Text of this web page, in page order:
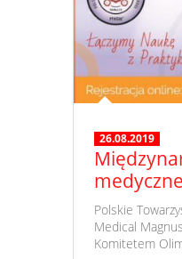
26.08.2019
medyczne
Polskie
Medical
Komitetem